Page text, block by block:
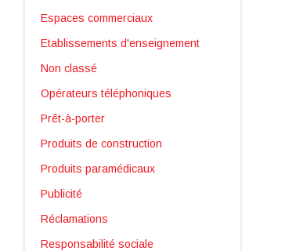
Espaces commerciaux
Etablissements d'enseignement
Non classé
Opérateurs téléphoniques
Prêt-à-porter
Produits de construction
Produits paramédicaux
Publicité
Réclamations
Responsabilité sociale